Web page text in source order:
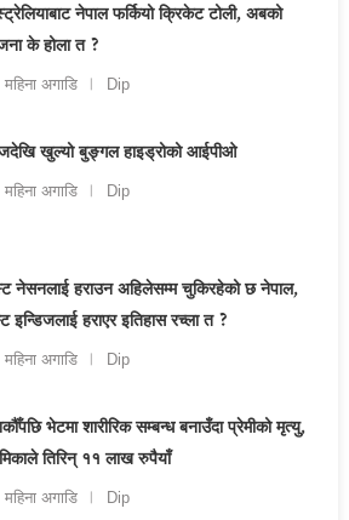
नेपाल फर्कियो क्रिकेट टोली, अबको
के होला त ?
अगाडि Dip
खुल्यो बुङ्गल हाइड्रोको आईपीओ
अगाडि Dip
नेसनलाई हराउन अहिलेसम्म चुकिरहेको छ नेपाल,
इन्डिजलाई हराएर इतिहास रच्ला त ?
अगाडि Dip
भेटमा शारीरिक सम्बन्ध बनाउँदा प्रेमीको मृत्यु,
तिरिन् ११ लाख रुपैयाँ
अगाडि Dip